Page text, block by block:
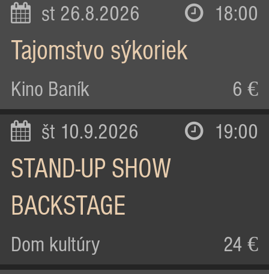
st 26.8.2026 18:00
Tajomstvo sýkoriek
Kino Baník 6 €
št 10.9.2026 19:00
STAND-UP SHOW
BACKSTAGE
Dom kultúry 24 €